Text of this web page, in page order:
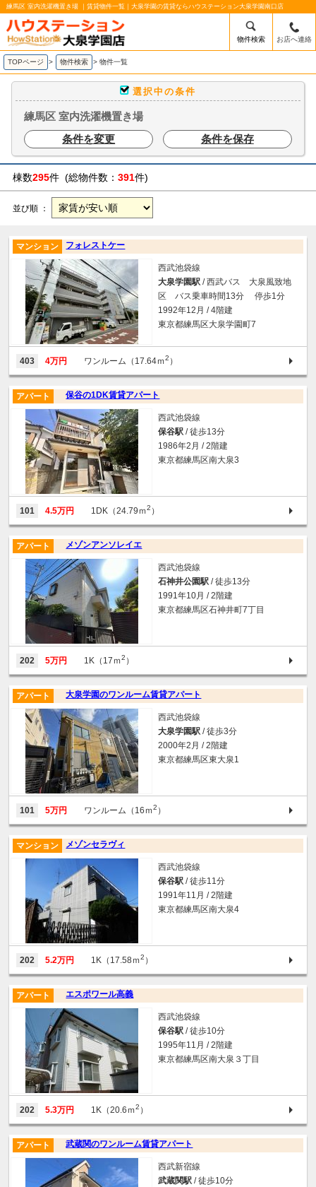
練馬区 室内洗濯機置き場 ｜賃貸物件一覧｜大泉学園の賃貸ならハウステーション大泉学園南口店
物件検索 お店へ連絡
TOPページ > 物件検索 > 物件一覧
選択中の条件
練馬区 室内洗濯機置き場
条件を変更
条件を保存
棟数295件 (総物件数： 391件)
並び順 ：
フォレストケー
マンション
西武池袋線
大泉学園駅 / 西武バス 大泉風致地
区 バス乗車時間13分 停歩1分
1992年12月 / 4階建
東京都練馬区大泉学園町7
403 4万円 ワンルーム（17.64ｍ2 ）
保谷の1DK賃貸アパート
アパート
西武池袋線
保谷駅 / 徒歩13分
1986年2月 / 2階建
東京都練馬区南大泉3
101 4.5万円 1DK（24.79ｍ2 ）
メゾンアンソレイエ
アパート
西武池袋線
石神井公園駅 / 徒歩13分
1991年10月 / 2階建
東京都練馬区石神井町7丁目
202 5万円 1K（17ｍ2 ）
大泉学園のワンルーム賃貸アパート
アパート
西武池袋線
大泉学園駅 / 徒歩3分
2000年2月 / 2階建
東京都練馬区東大泉1
101 5万円 ワンルーム（16ｍ2 ）
メゾンセラヴィ
マンション
西武池袋線
保谷駅 / 徒歩11分
1991年11月 / 2階建
東京都練馬区南大泉4
202 5.2万円 1K（17.58ｍ2 ）
エスポワール高義
アパート
西武池袋線
保谷駅 / 徒歩10分
1995年11月 / 2階建
東京都練馬区南大泉３丁目
202 5.3万円 1K（20.6ｍ2 ）
武蔵関のワンルーム賃貸アパート
アパート
西武新宿線
武蔵関駅 / 徒歩10分